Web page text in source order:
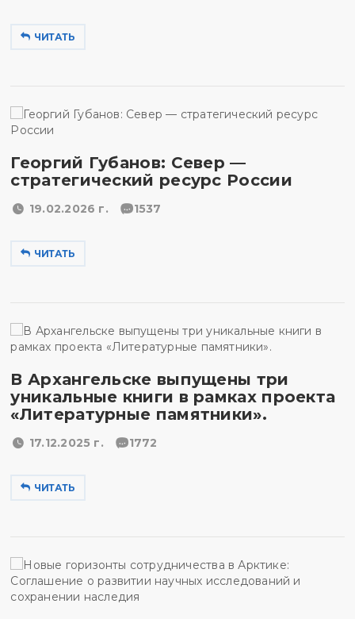
ЧИТАТЬ
Георгий Губанов: Север —
стратегический ресурс России
19.02.2026 г. 1537
ЧИТАТЬ
В Архангельске выпущены три
уникальные книги в рамках проекта
«Литературные памятники».
17.12.2025 г. 1772
ЧИТАТЬ